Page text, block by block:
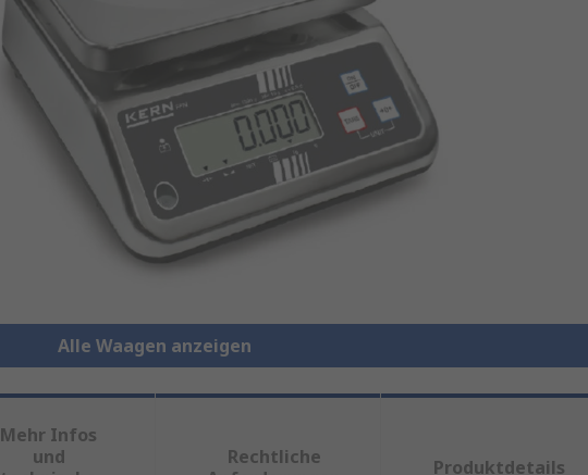
Alle Waagen anzeigen
Mehr Infos
und
Rechtliche
Produktdetails